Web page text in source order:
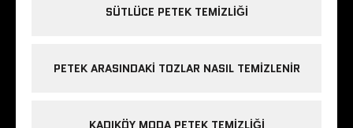
SÜTLÜCE PETEK TEMIZLIĞI
PETEK ARASINDAKI TOZLAR NASIL TEMIZLENIR
KADIKÖY MODA PETEK TEMIZLIĞI